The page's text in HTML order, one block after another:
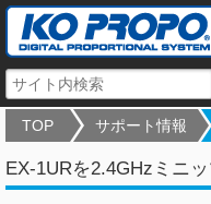
TOP サポート情報
EX-1URを2.4GHzミニ